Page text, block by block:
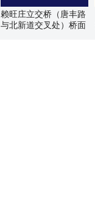
赖旺庄立交桥（唐丰路
与北新道交叉处）桥面